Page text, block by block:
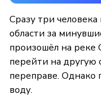
Сразу три
области за
произошёл на
перейти на другую
переправе. Однако
воду.